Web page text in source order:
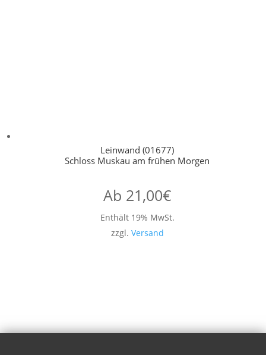
Leinwand (01677)
Schloss Muskau am frühen Morgen
Ab 21,00€
Enthält 19% MwSt.
zzgl. Versand